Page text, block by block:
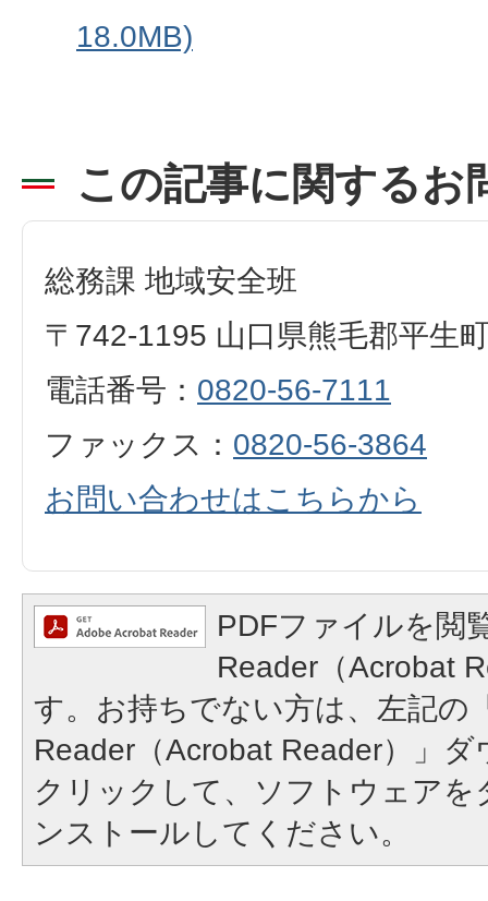
18.0MB)
この記事に関するお
総務課 地域安全班
〒742-1195 山口県熊毛郡平生
電話番号： 0820-56-7111
ファックス： 0820-56-3864
お問い合わせはこちらから
PDFファイルを閲
Reader（Acrobat
す。お持ちでない方は、左記の
Reader（Acrobat Reader）」
クリックして、ソフトウェア
ンストールしてください。